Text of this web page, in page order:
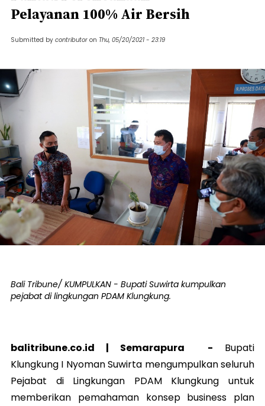
Pelayanan 100% Air Bersih
Submitted by contributor on Thu, 05/20/2021 - 23:19
Bali Tribune/ KUMPULKAN - Bupati Suwirta kumpulkan
pejabat di lingkungan PDAM Klungkung.
balitribune.co.id | Semarapura - Bupati
Klungkung I Nyoman Suwirta mengumpulkan seluruh
Pejabat di Lingkungan PDAM Klungkung untuk
memberikan pemahaman konsep business plan